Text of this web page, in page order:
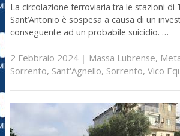
La circolazione ferroviaria tra le stazioni di
Sant’Antonio è sospesa a causa di un
conseguente ad un probabile suicidio. …
2 Febbraio 2024| Massa Lubrense,
Sorrento, Sant'Agnello, Sorrento, Vico